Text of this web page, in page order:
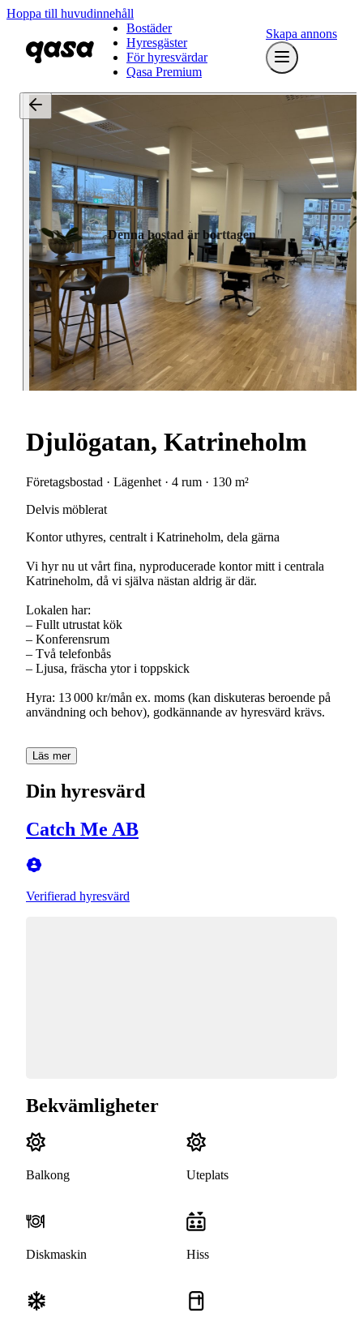
Hoppa till huvudinnehåll
Bostäder
Hyresgäster
För hyresvärdar
Qasa Premium
Skapa annons
Denna bostad är borttagen
Djulögatan, Katrineholm
Företagsbostad · Lägenhet · 4 rum · 130 m²
Delvis möblerat
Kontor uthyres, centralt i Katrineholm, dela gärna
Vi hyr nu ut vårt fina, nyproducerade kontor mitt i centrala
Katrineholm, då vi själva nästan aldrig är där.
Lokalen har:
– Fullt utrustat kök
– Konferensrum
– Två telefonbås
– Ljusa, fräscha ytor i toppskick
Hyra: 13 000 kr/mån ex. moms (kan diskuteras beroende på
användning och behov), godkännande av hyresvärd krävs.
Läs mer
Din hyresvärd
Catch Me AB
Verifierad hyresvärd
Bekvämligheter
Balkong Uteplats
Diskmaskin Hiss